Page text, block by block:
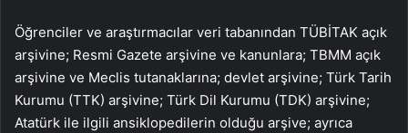
Öğrenciler ve araştırmacılar veri tabanından TÜBİTAK açık
arşivine; Resmi Gazete arşivine ve kanunlara; TBMM açık
arşivine ve Meclis tutanaklarına; devlet arşivine; Türk Tarih
Kurumu (TTK) arşivine; Türk Dil Kurumu (TDK) arşivine;
Atatürk ile ilgili ansiklopedilerin olduğu arşive; ayrıca